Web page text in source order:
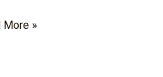
More »